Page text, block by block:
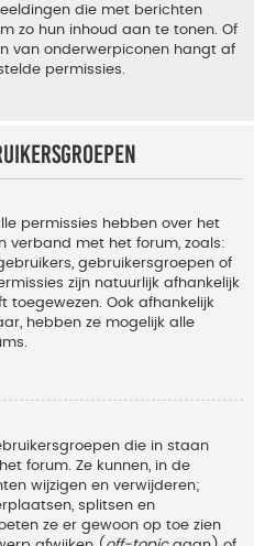
die met berichten
zo hun inhoud aan te tonen. Of
van onderwerpiconen hangt af
permissies.
permissies hebben over het
verband met het forum, zoals:
gebruikersgroepen of
zijn natuurlijk afhankelijk
toegewezen. Ook afhankelijk
hebben ze mogelijk alle
die in staan
forum. Ze kunnen, in de
wijzigen en verwijderen;
splitsen en
ze er gewoon op toe zien